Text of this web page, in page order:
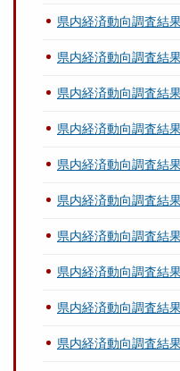
県内経済動向調査結
県内経済動向調査結
県内経済動向調査結
県内経済動向調査結
県内経済動向調査結
県内経済動向調査結
県内経済動向調査結
県内経済動向調査結
県内経済動向調査結
県内経済動向調査結